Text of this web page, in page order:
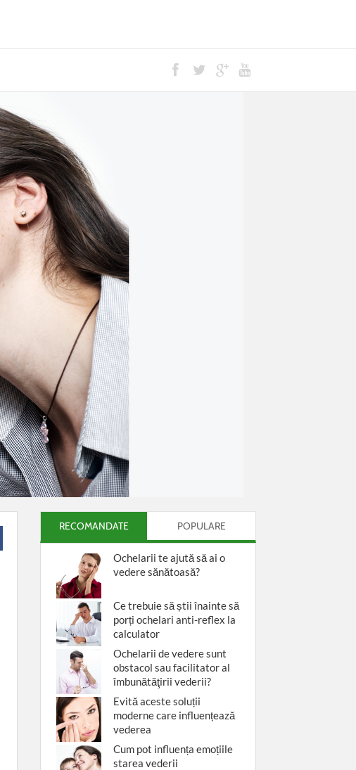
RECOMANDATE POPULARE
Ochelarii te ajută să ai o
vedere sănătoasă?
Ce trebuie să știi înainte să
porți ochelari anti-reflex la
calculator
Ochelarii de vedere sunt
obstacol sau facilitator al
îmbunătăţirii vederii?
Evită aceste soluții
moderne care influențează
vederea
Cum pot influența emoțiile
starea vederii